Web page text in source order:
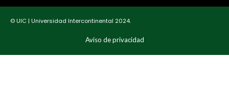
© UIC | Universidad Intercontinental 2024.
Aviso de privacidad